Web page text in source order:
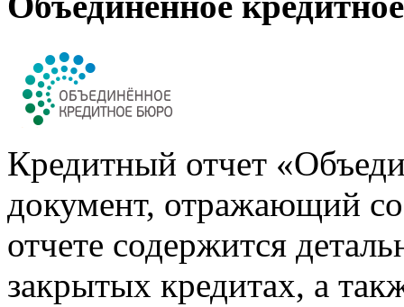
Кредитный отчет
документ, отражающий
отчете содержится
закрытых кредитах, а